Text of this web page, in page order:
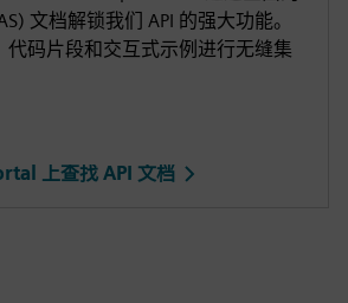
文档解锁我们 API 的强大功能。
代码片段和交互式示例进行无缝集
上查找 API 文档